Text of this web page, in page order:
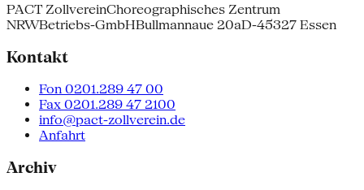
PACT ZollvereinChoreographisches Zentrum
NRWBetriebs-GmbHBullmannaue 20aD-45327 Essen
Kontakt
Fon 0201.289 47 00
Fax 0201.289 47 2100
info@pact-zollverein.de
Anfahrt
Archiv